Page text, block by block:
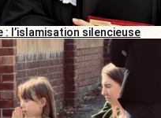
: l’islamisation silencieuse